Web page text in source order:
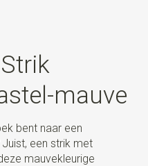
Strik
mauve
bent naar een
een strik met
mauvekleurige